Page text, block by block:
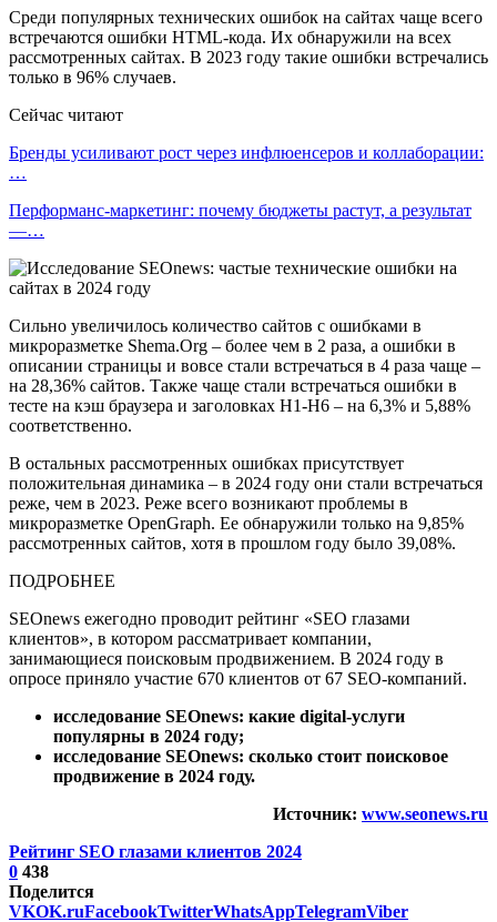
Среди популярных технических ошибок на сайтах чаще всего
встречаются ошибки HTML-кода. Их обнаружили на всех
рассмотренных сайтах. В 2023 году такие ошибки встречались
только в 96% случаев.
Сейчас читают
Бренды усиливают рост через инфлюенсеров и коллаборации:
…
Перформанс-маркетинг: почему бюджеты растут, а результат
—…
Сильно увеличилось количество сайтов с ошибками в
микроразметке Shema.Org – более чем в 2 раза, а ошибки в
описании страницы и вовсе стали встречаться в 4 раза чаще –
на 28,36% сайтов. Также чаще стали встречаться ошибки в
тесте на кэш браузера и заголовках H1-H6 – на 6,3% и 5,88%
соответственно.
В остальных рассмотренных ошибках присутствует
положительная динамика – в 2024 году они стали встречаться
реже, чем в 2023. Реже всего возникают проблемы в
микроразметке OpenGraph. Ее обнаружили только на 9,85%
рассмотренных сайтов, хотя в прошлом году было 39,08%.
ПОДРОБНЕЕ
SEOnews ежегодно проводит рейтинг «SEO глазами
клиентов», в котором рассматривает компании,
занимающиеся поисковым продвижением. В 2024 году в
опросе приняло участие 670 клиентов от 67 SEO-компаний.
исследование SEOnews: какие digital-услуги
популярны в 2024 году;
исследование SEOnews: сколько стоит поисковое
продвижение в 2024 году.
Источник: www.seonews.ru
Рейтинг SEO глазами клиентов 2024
0 438
Поделится
VKOK.ruFacebookTwitterWhatsAppTelegramViber